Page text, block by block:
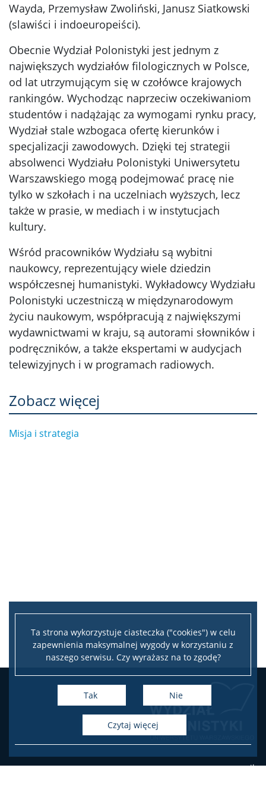
Ta strona wykorzystuje ciasteczka ("cookies") w celu
zapewnienia maksymalnej wygody w korzystaniu z
naszego serwisu. Czy wyrażasz na to zgodę?
Tak Nie
czytaj więcej
Wayda, Przemysław Zwoliński, Janusz Siatkowski
(slawiści i indoeuropeiści).
Obecnie Wydział Polonistyki jest jednym z
największych wydziałów filologicznych w Polsce,
od lat utrzymującym się w czołówce krajowych
rankingów. Wychodząc naprzeciw oczekiwaniom
studentów i nadążając za wymogami rynku pracy,
Wydział stale wzbogaca ofertę kierunków i
specjalizacji zawodowych. Dzięki tej strategii
absolwenci Wydziału Polonistyki Uniwersytetu
Warszawskiego mogą podejmować pracę nie
tylko w szkołach i na uczelniach wyższych, lecz
także w prasie, w mediach i w instytucjach
kultury.
Wśród pracowników Wydziału są wybitni
naukowcy, reprezentujący wiele dziedzin
współczesnej humanistyki. Wykładowcy Wydziału
Polonistyki uczestniczą w międzynarodowym
życiu naukowym, współpracują z największymi
wydawnictwami w kraju, są autorami słowników i
podręczników, a także ekspertami w audycjach
telewizyjnych i w programach radiowych.
Zobacz więcej
Misja i strategia
e-mail: